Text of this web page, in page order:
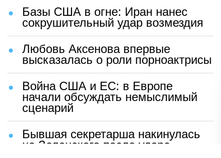
Базы США в огне: Иран нанес
сокрушительный удар возмездия
Любовь Аксенова впервые
высказалась о роли порноактрисы
Война США и ЕС: в Европе
начали обсуждать немыслимый
сценарий
Бывшая секретарша накинулась
на Зеленского после удара